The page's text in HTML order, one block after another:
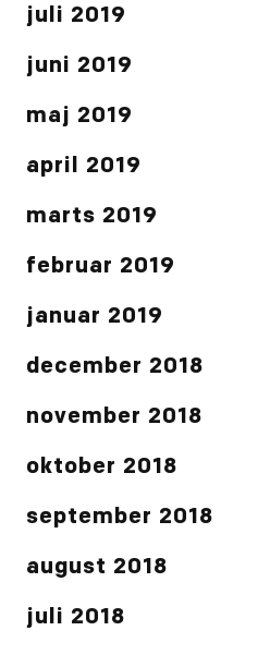
juli 2019
juni 2019
maj 2019
april 2019
marts 2019
februar 2019
januar 2019
december 2018
november 2018
oktober 2018
september 2018
august 2018
juli 2018